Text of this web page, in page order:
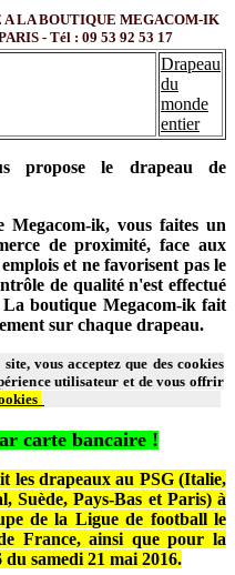
A LA BOUTIQUE MEGACOM-IK
- Tél : 09 53 92 53 17
Drapeau
du
monde
entier
propose le drapeau de
ik, vous faites un
de proximité, face aux
et ne favorisent pas le
de qualité n'est effectué
boutique Megacom-ik fait
sur chaque drapeau.
vous acceptez que des cookies
utilisateur et de vous offrir
carte bancaire !
les drapeaux au PSG (Italie,
Suède, Pays-Bas et Paris) à
de la Ligue de football le
France, ainsi que pour la
samedi 21 mai 2016.